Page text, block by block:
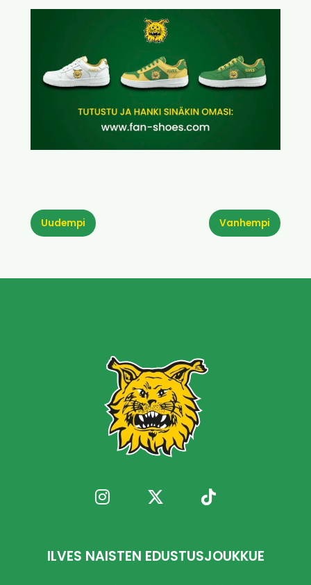
Vanhempi
Uudempi
ILVES NAISTEN EDUSTUSJOUKKUE